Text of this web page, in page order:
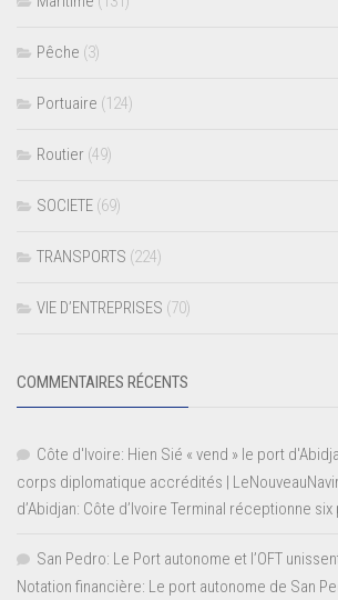
Pêche (3)
Portuaire (124)
Routier (49)
SOCIETE (69)
TRANSPORTS (224)
VIE D’ENTREPRISES (70)
COMMENTAIRES RÉCENTS
Côte d'Ivoire: Hien Sié « vend » le port
corps diplomatique accrédités |
d’Abidjan: Côte d’Ivoire Terminal réceptionne
San Pedro: Le Port autonome et l’OFT
Notation financière: Le port autonome de San